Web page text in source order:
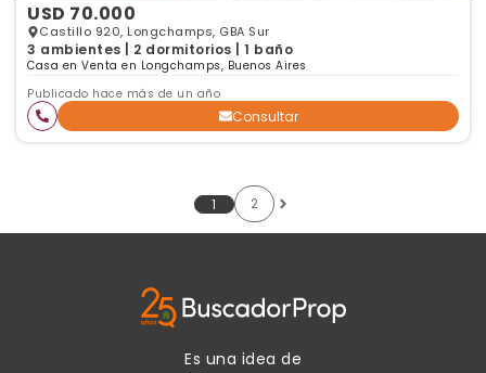
USD 70.000
Castillo 920, Longchamps, GBA Sur
3 ambientes | 2 dormitorios | 1 baño
Casa en Venta en Longchamps, Buenos Aires
Publicado hace más de un año
Consultar
1 2
Es una idea de